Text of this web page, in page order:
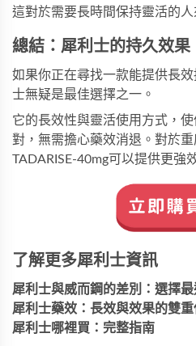
這對於需要長時間保持靈活的
總結：犀利士的持久效果
如果你正在尋找一款能提供長
士無疑是最佳選擇之一。
它的長效性與靈活使用方式，
對，無需擔心藥效消退。對於重
TADARISE-40mg可以提供更強
了解更多犀利士資訊
犀利士與威而鋼的差別：選擇
犀利士藥效：長效與效果的雙
犀利士哪裡買：完整指南